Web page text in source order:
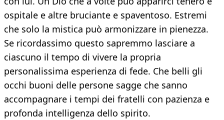
ospitale e altre bruciante e spaventoso. Estremi
che solo la mistica può armonizzare in pienezza.
Se ricordassimo questo sapremmo lasciare a
ciascuno il tempo di vivere la propria
personalissima esperienza di fede. Che belli gli
occhi buoni delle persone sagge che sanno
accompagnare i tempi dei fratelli con pazienza e
profonda intelligenza dello spirito.